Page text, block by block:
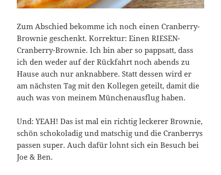
Zum Abschied bekomme ich noch einen Cranberry-
Brownie geschenkt. Korrektur: Einen RIESEN-
Cranberry-Brownie. Ich bin aber so pappsatt, dass
ich den weder auf der Rückfahrt noch abends zu
Hause auch nur anknabbere. Statt dessen wird er
am nächsten Tag mit den Kollegen geteilt, damit die
auch was von meinem Münchenausflug haben.
Und: YEAH! Das ist mal ein richtig leckerer Brownie,
schön schokoladig und matschig und die Cranberrys
passen super. Auch dafür lohnt sich ein Besuch bei
Joe & Ben.